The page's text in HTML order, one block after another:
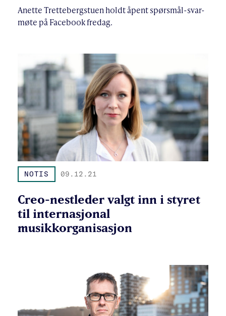
Anette Trettebergstuen holdt åpent spørsmål-svar-
møte på Facebook fredag.
NOTIS 09.12.21
Creo-nestleder valgt inn i styret
til internasjonal
musikkorganisasjon